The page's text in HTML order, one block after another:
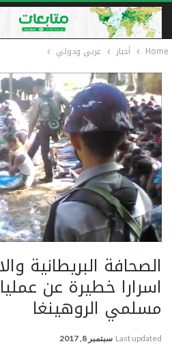
Home أخبار عربي ودولي
الصحافة البريطانية
اسرارا خطيرة عن
مسلمي الروهينغا
Last updated سبتمبر 8, 2017